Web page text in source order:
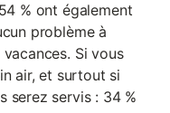
% ont également
problème à
Si vous
air, et surtout si
serez servis : 34 %